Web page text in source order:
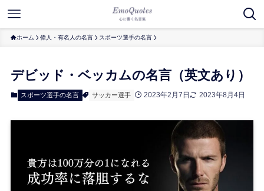
ホーム 偉人・有名人の名言 スポーツ選手の名言
デビッド・ベッカムの名言（英文あり）
スポーツ選手の名言 サッカー選手 2023年2月7日 2023年8月4日